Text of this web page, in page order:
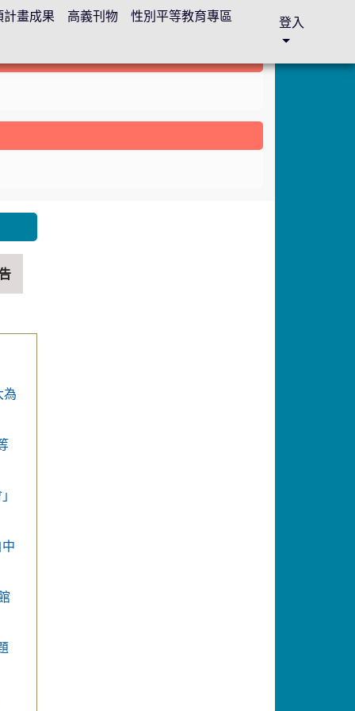
為
to https://sites.google.com/gyes.tyc.edu.tw/abc/
計畫成果 高義刊物
性別平等教育專區
登入